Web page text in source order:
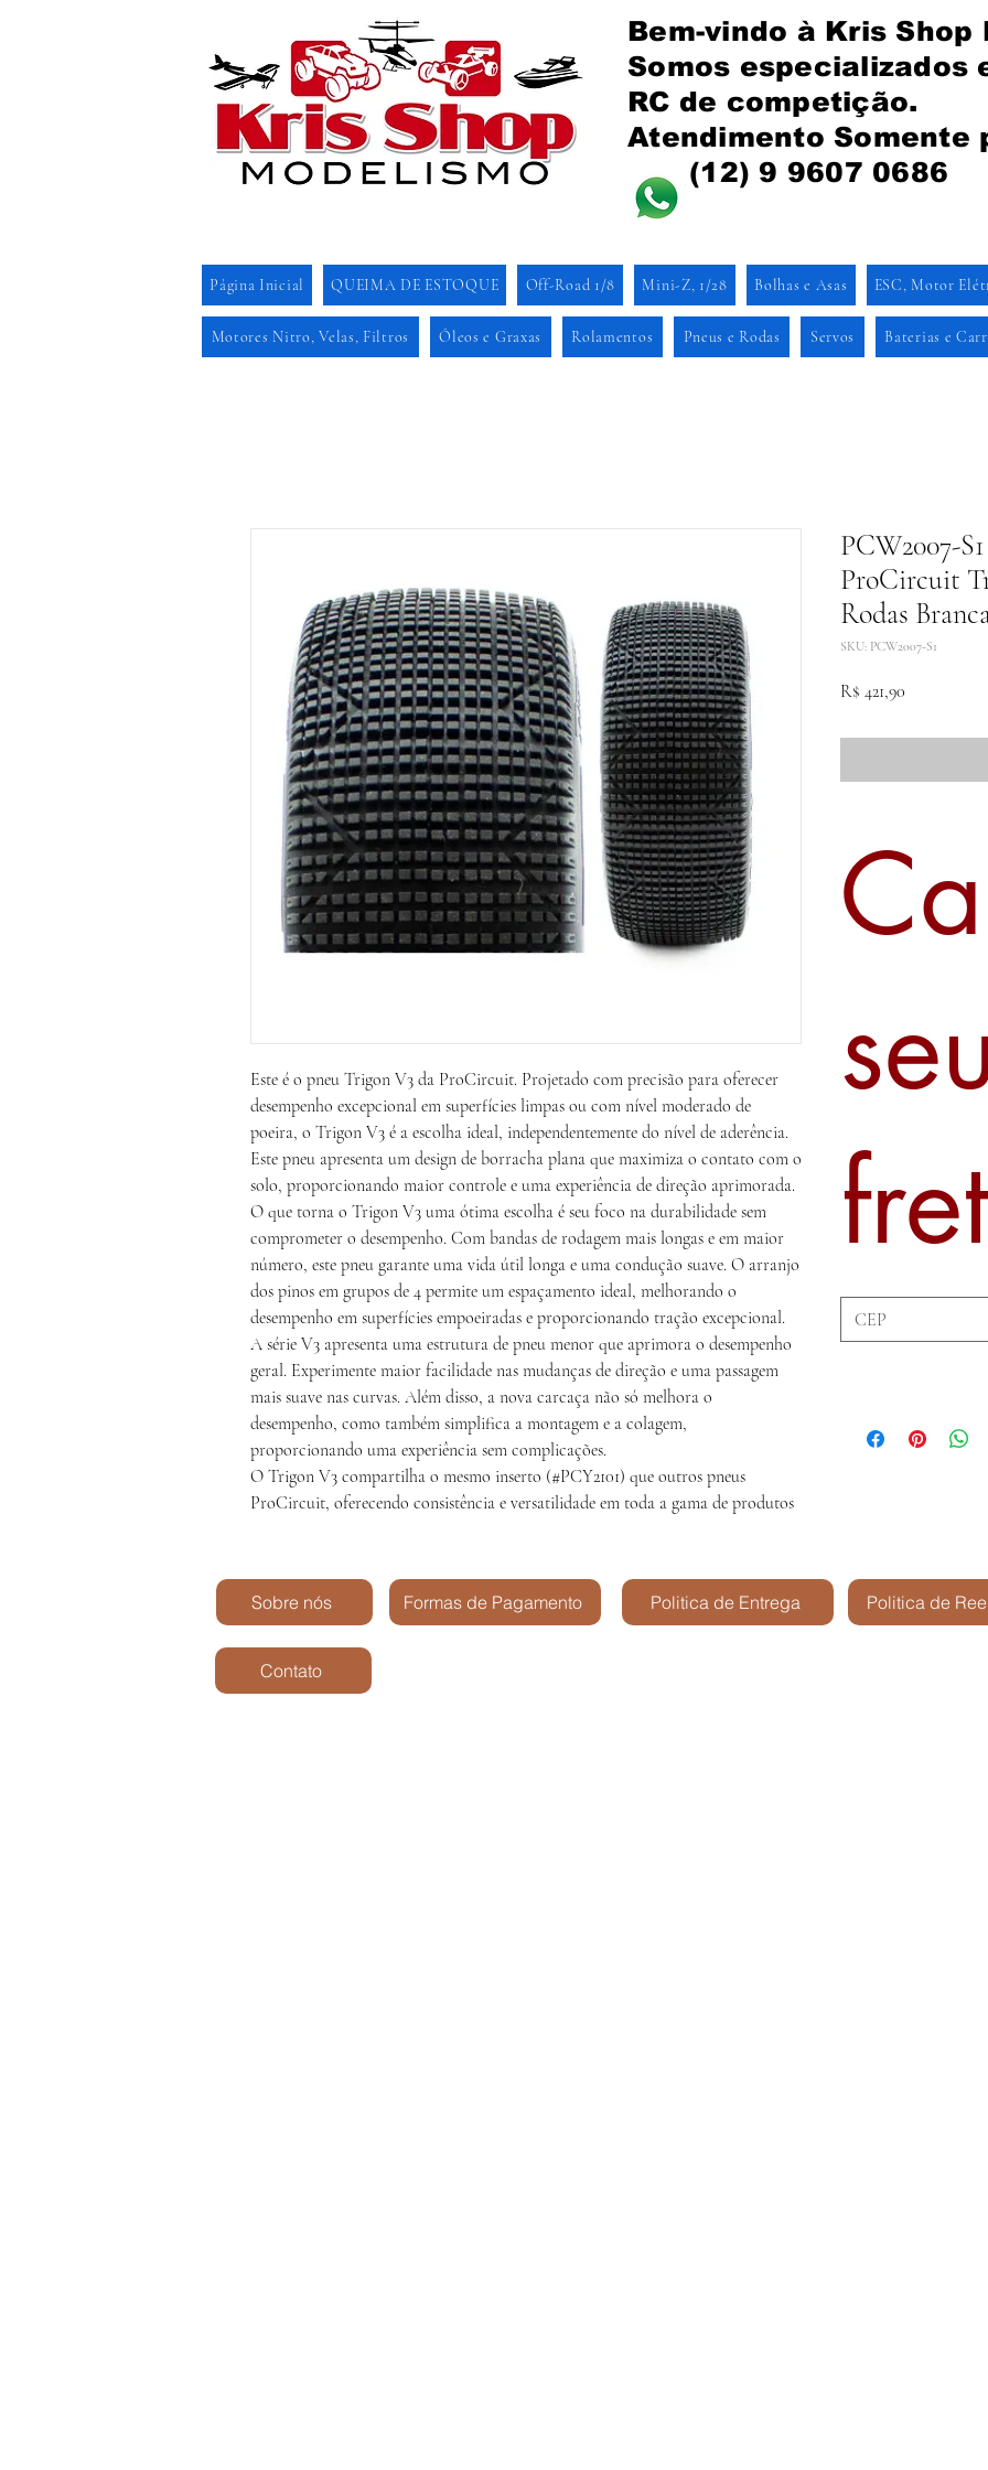
Bem-vindo à Kris Shop
Somos especializados
RC de competição.
Atendimento Somente
(12) 9 9607 0686
Página Inicial QUEIMA DE ESTOQUE Off-Road 1/8 Mini-Z, 1/28 Bolhas e Asas ESC, Motor
Motores Nitro, Velas, Filtros Óleos e Graxas Rolamentos Pneus e Rodas Servos Baterias e
Este é o pneu Trigon V3 da ProCircuit. Projetado com precisão para oferecer
desempenho excepcional em superfícies limpas ou com nível moderado de
poeira, o Trigon V3 é a escolha ideal, independentemente do nível de aderência.
Este pneu apresenta um design de borracha plana que maximiza o contato com o
solo, proporcionando maior controle e uma experiência de direção aprimorada.
O que torna o Trigon V3 uma ótima escolha é seu foco na durabilidade sem
comprometer o desempenho. Com bandas de rodagem mais longas e em maior
número, este pneu garante uma vida útil longa e uma condução suave. O arranjo
dos pinos em grupos de 4 permite um espaçamento ideal, melhorando o
desempenho em superfícies empoeiradas e proporcionando tração excepcional.
A série V3 apresenta uma estrutura de pneu menor que aprimora o desempenho
geral. Experimente maior facilidade nas mudanças de direção e uma passagem
mais suave nas curvas. Além disso, a nova carcaça não só melhora o
desempenho, como também simplifica a montagem e a colagem,
proporcionando uma experiência sem complicações.
O Trigon V3 compartilha o mesmo inserto (#PCY2101) que outros pneus
ProCircuit, oferecendo consistência e versatilidade em toda a gama de produtos
PCW2007-
ProCircuit
Rodas
SKU: PCW2007-S1
R$ 421,90
Sobre nós
Contato
Formas de Pagamento Politica de Entrega Politica de